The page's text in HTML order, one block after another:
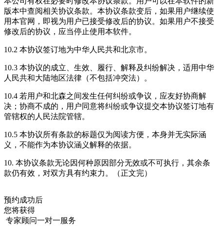
版本中查阅相关协议条款。本协议条款变后，如果用户继续使
用本官网，即视为用户已接受修改后的协议。如果用户不接受
修改后的协议，应当停止使用本软件。
10.2 本协议签订地为中华人民共和北京市。
10.3 本协议的成立、生效、履行、解释及纠纷解决，适用中华
人民共和大陆地区法律（不包括冲突法）。
10.4 若用户和北森之间发生任何纠纷或争议，应友好协商解
决；协商不成的，用户同意将纠纷或争议提交本协议签订地有
管辖权的人民法院管辖。
10.5 本协议所有条款的标题仅为阅读方便，本身并无实际涵
义，不能作为本协议涵义解释的依据。
10. 本协议条款无论因何种原因部分无效或不可执行，其余条
款仍有效，对双方具有约束力。（正文完）
预约成功后
您将获得
专家顾问一对一服务